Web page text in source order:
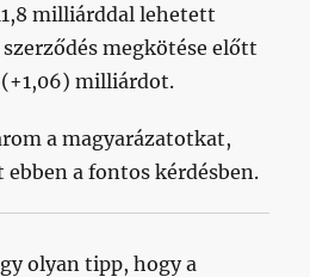
milliárddal lehetett
megkötése előtt
milliárdot.
a magyarázatotkat,
a fontos kérdésben.
olyan tipp, hogy a